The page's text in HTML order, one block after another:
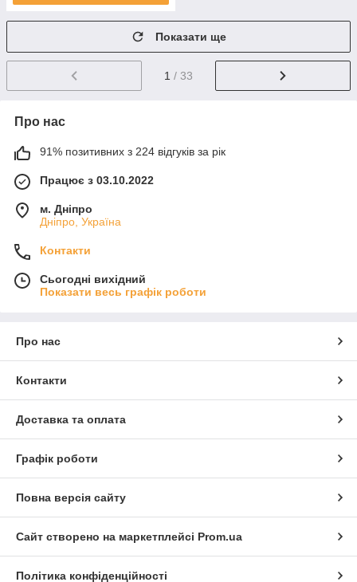
Показати ще
1 / 33
Про нас
91% позитивних з 224 відгуків за рік
Працює з 03.10.2022
м. Дніпро
Дніпро, Україна
Контакти
Сьогодні вихідний
Показати весь графік роботи
Про нас
Контакти
Доставка та оплата
Графік роботи
Повна версія сайту
Сайт створено на маркетплейсі Prom.ua
Політика конфіденційності